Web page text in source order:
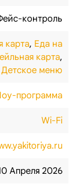
контроль
карта, Еда на
карта,
Детское меню
программа
Wi-Fi
Апреля 2026